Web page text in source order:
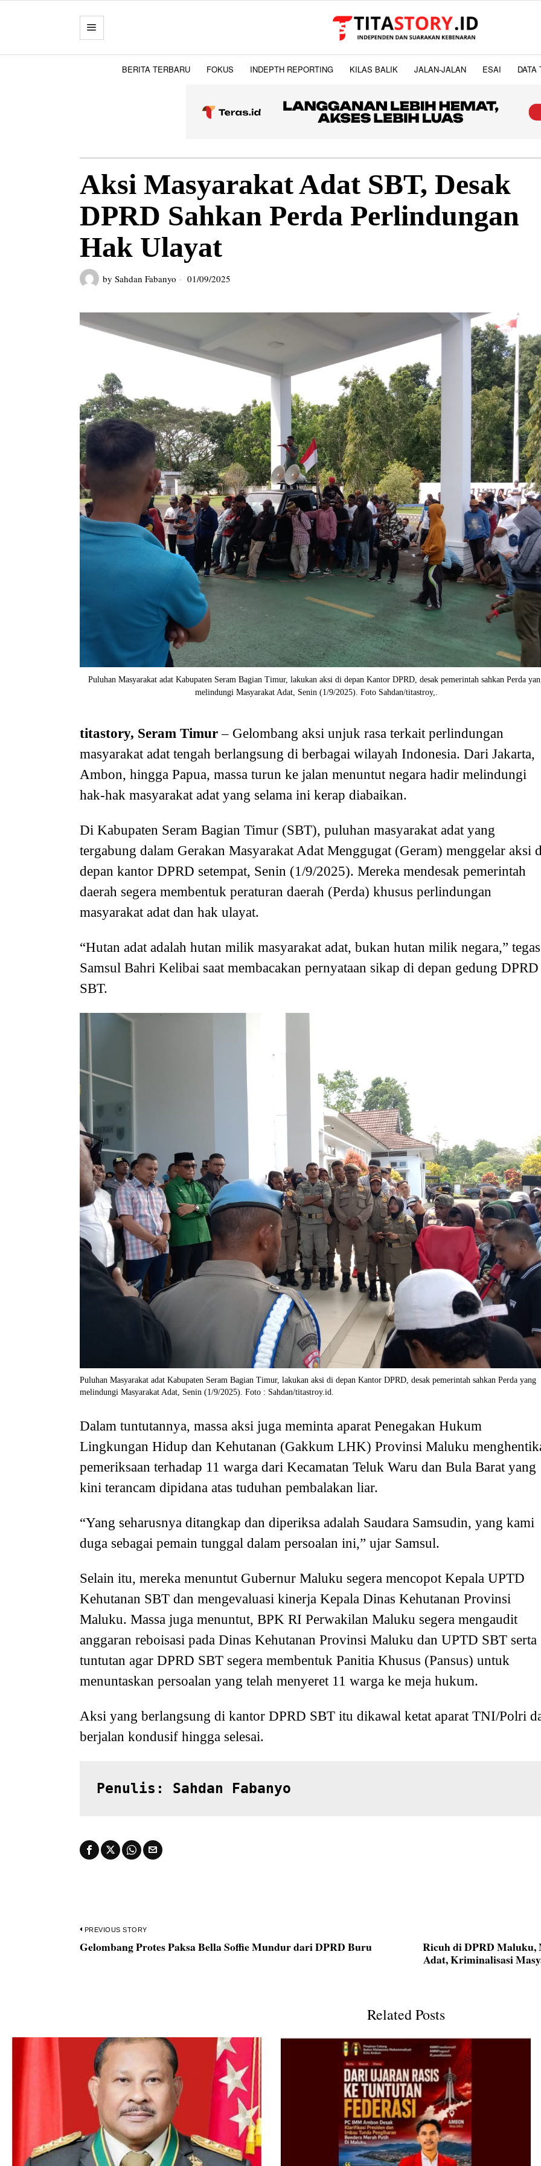
BERITA TERBARU FOKUS INDEPTH REPORTING KILAS BALIK JALAN-JALAN ESAI DATA
Aksi Masyarakat Adat SBT, Desak
DPRD Sahkan Perda Perlindungan
Hak Ulayat
by Sahdan Fabanyo 01/09/2025
Puluhan Masyarakat adat Kabupaten Seram Bagian Timur, lakukan aksi di depan Kantor DPRD, desak pemerintah sahkan Perda
melindungi Masyarakat Adat, Senin (1/9/2025). Foto Sahdan/titastroy,.
titastory, Seram Timur– Gelombang aksi unjuk rasa terkait perlindungan
masyarakat adat tengah berlangsung di berbagai wilayah Indonesia. Dari Jakarta,
Ambon, hingga Papua, massa turun ke jalan menuntut negara hadir melindungi
hak-hak masyarakat adat yang selama ini kerap diabaikan.
Di Kabupaten Seram Bagian Timur (SBT), puluhan masyarakat adat yang
tergabung dalam Gerakan Masyarakat Adat Menggugat (Geram) menggelar aksi
depan kantor DPRD setempat, Senin (1/9/2025). Mereka mendesak pemerintah
daerah segera membentuk peraturan daerah (Perda) khusus perlindungan
masyarakat adat dan hak ulayat.
“Hutan adat adalah hutan milik masyarakat adat, bukan hutan milik negara,” tegas
Samsul Bahri Kelibai saat membacakan pernyataan sikap di depan gedung DPRD
SBT.
Puluhan Masyarakat adat Kabupaten Seram Bagian Timur, lakukan aksi di depan Kantor DPRD, desak pemerintah sahkan Perda yang
melindungi Masyarakat Adat, Senin (1/9/2025). Foto : Sahdan/titastroy.id.
Dalam tuntutannya, massa aksi juga meminta aparat Penegakan Hukum
Lingkungan Hidup dan Kehutanan (Gakkum LHK) Provinsi Maluku
pemeriksaan terhadap 11 warga dari Kecamatan Teluk Waru dan Bula Barat yang
kini terancam dipidana atas tuduhan pembalakan liar.
“Yang seharusnya ditangkap dan diperiksa adalah Saudara Samsudin, yang kami
duga sebagai pemain tunggal dalam persoalan ini,” ujar Samsul.
Selain itu, mereka menuntut Gubernur Maluku segera mencopot Kepala UPTD
Kehutanan SBT dan mengevaluasi kinerja Kepala Dinas Kehutanan Provinsi
Maluku. Massa juga menuntut, BPK RI Perwakilan Maluku segera mengaudit
anggaran reboisasi pada Dinas Kehutanan Provinsi Maluku dan UPTD SBT serta
tuntutan agar DPRD SBT segera membentuk Panitia Khusus (Pansus) untuk
menuntaskan persoalan yang telah menyeret 11 warga ke meja hukum.
Aksi yang berlangsung di kantor DPRD SBT itu dikawal ketat aparat TNI/Polri
berjalan kondusif hingga selesai.
Penulis: Sahdan Fabanyo
Navigasi
pos
PREVIOUS STORY
Previous
Gelombang Protes Paksa Bella Soffie Mundur dari DPRD Buru
Ricuh di DPRD Maluku,
Adat, Kriminalisasi
Related Posts